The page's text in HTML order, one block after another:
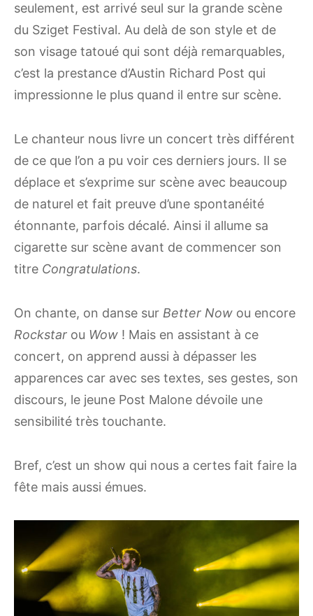
seulement, est arrivé seul sur la grande scène
du Sziget Festival. Au delà de son style et de
son visage tatoué qui sont déjà remarquables,
c’est la prestance d’Austin Richard Post qui
impressionne le plus quand il entre sur scène.
Le chanteur nous livre un concert très différent
de ce que l’on a pu voir ces derniers jours. Il se
déplace et s’exprime sur scène avec beaucoup
de naturel et fait preuve d’une spontanéité
étonnante, parfois décalé. Ainsi il allume sa
cigarette sur scène avant de commencer son
titre Congratulations.
On chante, on danse sur Better Now ou encore
Rockstar ou Wow ! Mais en assistant à ce
concert, on apprend aussi à dépasser les
apparences car avec ses textes, ses gestes, son
discours, le jeune Post Malone dévoile une
sensibilité très touchante.
Bref, c’est un show qui nous a certes fait faire la
fête mais aussi émues.